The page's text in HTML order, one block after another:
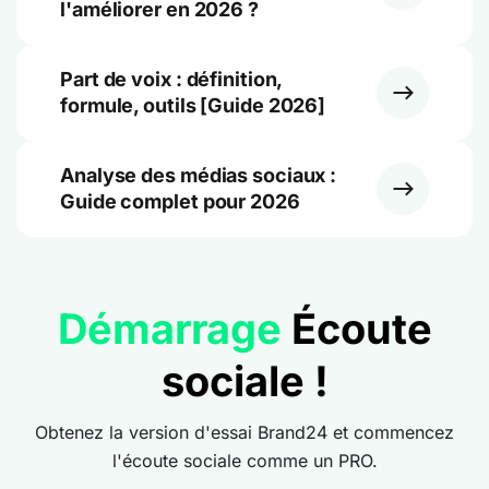
l'améliorer en 2026 ?
Part de voix : définition,
formule, outils [Guide 2026]
Analyse des médias sociaux :
Guide complet pour 2026
Démarrage Écoute
sociale !
Obtenez la version d'essai Brand24 et commencez
l'écoute sociale comme un PRO.